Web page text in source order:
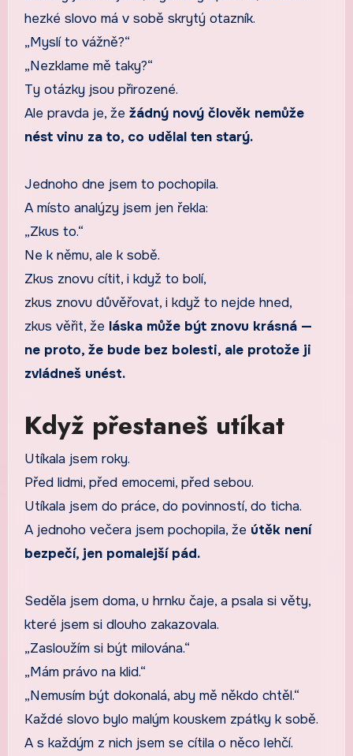
hezké slovo má v sobě skrytý otazník.
„Myslí to vážně?“
„Nezklame mě taky?“
Ty otázky jsou přirozené.
Ale pravda je, že žádný nový člověk nemůže
nést vinu za to, co udělal ten starý.
Jednoho dne jsem to pochopila.
A místo analýzy jsem jen řekla:
„Zkus to.“
Ne k němu, ale k sobě.
Zkus znovu cítit, i když to bolí,
zkus znovu důvěřovat, i když to nejde hned,
zkus věřit, že láska může být znovu krásná —
ne proto, že bude bez bolesti, ale protože ji
zvládneš unést.
Když přestaneš utíkat
Utíkala jsem roky.
Před lidmi, před emocemi, před sebou.
Utíkala jsem do práce, do povinností, do ticha.
A jednoho večera jsem pochopila, že útěk není
bezpečí, jen pomalejší pád.
Seděla jsem doma, u hrnku čaje, a psala si věty,
které jsem si dlouho zakazovala.
„Zasloužím si být milována.“
„Mám právo na klid.“
„Nemusím být dokonalá, aby mě někdo chtěl.“
Každé slovo bylo malým kouskem zpátky k sobě.
A s každým z nich jsem se cítila o něco lehčí.